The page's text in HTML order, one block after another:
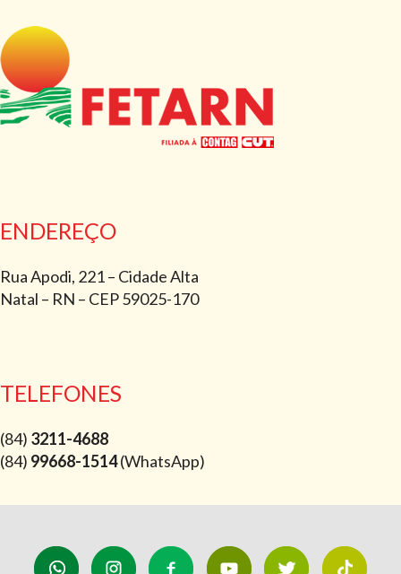
ENDEREÇO
Rua Apodi, 221 – Cidade Alta
Natal – RN – CEP 59025-170
TELEFONES
(84) 3211-4688
(84) 99668-1514(WhatsApp)